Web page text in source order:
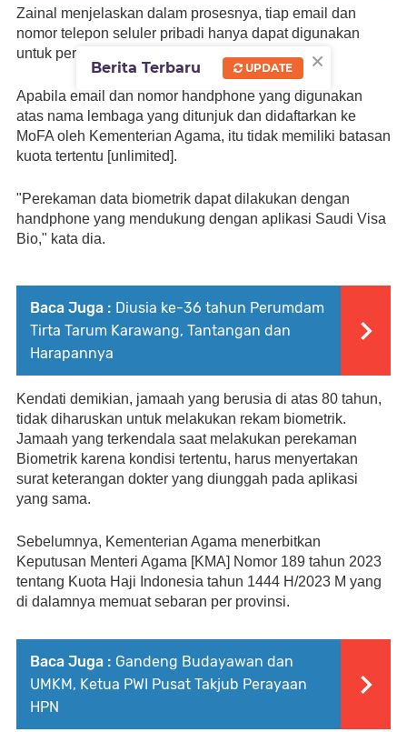
Zainal menjelaskan dalam prosesnya, tiap email dan
nomor telepon seluler pribadi hanya dapat digunakan
untuk perekaman satu data biometrik.
Apabila email dan nomor handphone yang digunakan
atas nama lembaga yang ditunjuk dan didaftarkan ke
MoFA oleh Kementerian Agama, itu tidak memiliki batasan
kuota tertentu [unlimited].
"Perekaman data biometrik dapat dilakukan dengan
handphone yang mendukung dengan aplikasi Saudi Visa
Bio," kata dia.
Baca Juga : Diusia ke-36 tahun Perumdam
Tirta Tarum Karawang, Tantangan dan
Harapannya
Kendati demikian, jamaah yang berusia di atas 80 tahun,
tidak diharuskan untuk melakukan rekam biometrik.
Jamaah yang terkendala saat melakukan perekaman
Biometrik karena kondisi tertentu, harus menyertakan
surat keterangan dokter yang diunggah pada aplikasi
yang sama.
Sebelumnya, Kementerian Agama menerbitkan
Keputusan Menteri Agama [KMA] Nomor 189 tahun 2023
tentang Kuota Haji Indonesia tahun 1444 H/2023 M yang
di dalamnya memuat sebaran per provinsi.
Baca Juga : Gandeng Budayawan dan
UMKM, Ketua PWI Pusat Takjub Perayaan
HPN
×
Berita Terbaru UPDATE